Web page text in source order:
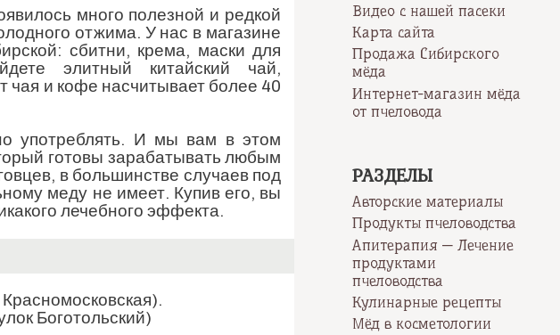
много полезной и редкой
отжима. У нас в магазине
сбитни, крема, маски для
элитный китайский чай,
чая и кофе насчитывает более 40
употреблять. И мы вам в этом
готовы зарабатывать любым
в большинстве случаев под
меду не имеет. Купив его, вы
лечебного эффекта.
Боготольский)
Видео с нашей пасеки
Карта сайта
Продажа Сибирского
мёда
Интернет-магазин мёда
от пчеловода
РАЗДЕЛЫ
Авторские материалы
Продукты пчеловодства
Апитерапия — Лечение
продуктами
пчеловодства
Кулинарные рецепты
Мёд в косметологии